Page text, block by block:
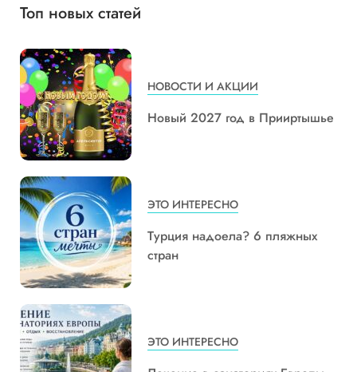
Топ новых статей
НОВОСТИ И АКЦИИ
Новый 2027 год в Прииртышье
ЭТО ИНТЕРЕСНО
Турция надоела? 6 пляжных
стран
ЭТО ИНТЕРЕСНО